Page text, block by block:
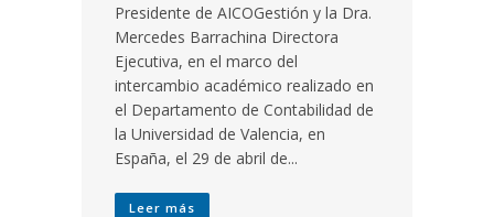
Presidente de AICOGestión y la Dra.
Mercedes Barrachina Directora
Ejecutiva, en el marco del
intercambio académico realizado en
el Departamento de Contabilidad de
la Universidad de Valencia, en
España, el 29 de abril de...
Leer más